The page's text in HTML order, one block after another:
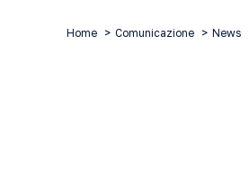
Home Comunicazione News